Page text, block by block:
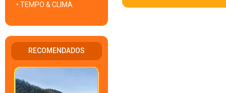
• TEMPO & CLIMA
RECOMENDADOS